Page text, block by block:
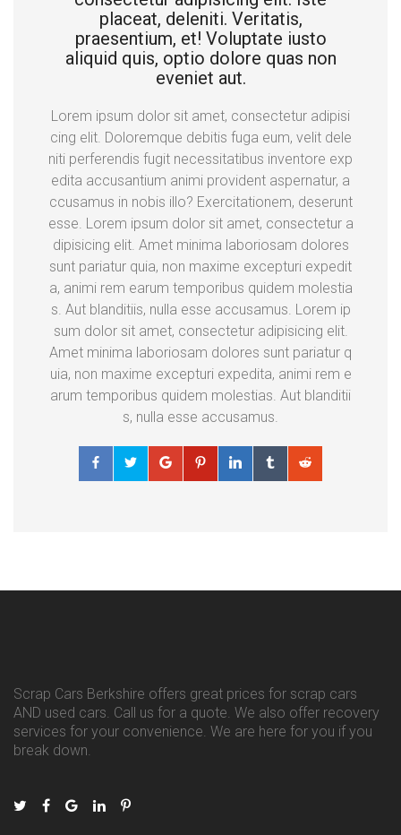
placeat, deleniti. Veritatis,
praesentium, et! Voluptate iusto
aliquid quis, optio dolore quas non
eveniet aut.
Lorem ipsum dolor sit amet, consectetur adipisi
cing elit. Doloremque debitis fuga eum, velit dele
niti perferendis fugit necessitatibus inventore exp
edita accusantium animi provident aspernatur, a
ccusamus in nobis illo? Exercitationem, deserunt
esse. Lorem ipsum dolor sit amet, consectetur a
dipisicing elit. Amet minima laboriosam dolores
sunt pariatur quia, non maxime excepturi expedit
a, animi rem earum temporibus quidem molestia
s. Aut blanditiis, nulla esse accusamus. Lorem ip
sum dolor sit amet, consectetur adipisicing elit.
Amet minima laboriosam dolores sunt pariatur q
uia, non maxime excepturi expedita, animi rem e
arum temporibus quidem molestias. Aut blanditii
s, nulla esse accusamus.
Scrap Cars Berkshire offers great prices for scrap cars
AND used cars. Call us for a quote. We also offer recovery
services for your convenience. We are here for you if you
break down.